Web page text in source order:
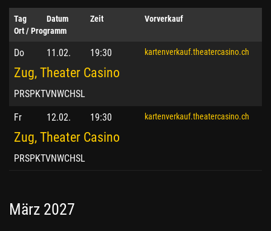
Tag Datum
Zeit
Ort / Programm
Vorverkauf
Do 11.02. 19:30
Zug, Theater Casino
PRSPKTVNWCHSL
kartenverkauf.theatercasino.ch
Fr 12.02. 19:30
Zug, Theater Casino
PRSPKTVNWCHSL
kartenverkauf.theatercasino.ch
März 2027